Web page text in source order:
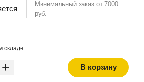
Минимальный заказ от 7000
руб.
складе
+ В корзину